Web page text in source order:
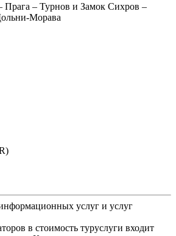
– Турнов и Замок Сихров –
Морава
услуг и услуг
в стоимость туруслуги входит